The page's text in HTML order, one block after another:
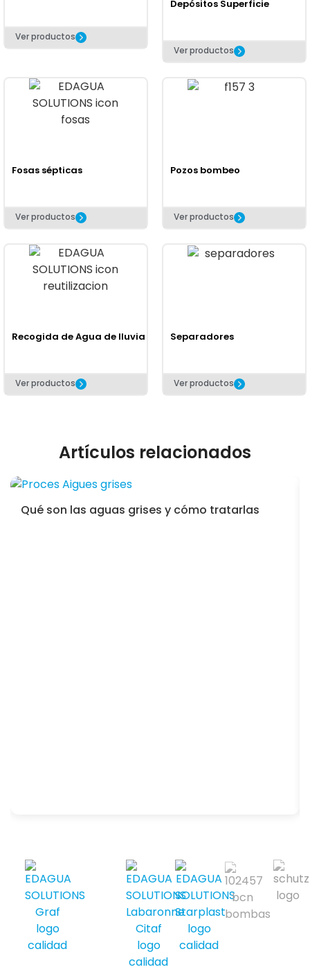
Ver productos
Depósitos Superficie
Ver productos
Fosas sépticas
Ver productos
Pozos bombeo
Ver productos
Recogida de Agua de lluvia
Ver productos
Separadores
Ver productos
Artículos relacionados
Qué son las aguas grises y cómo tratarlas